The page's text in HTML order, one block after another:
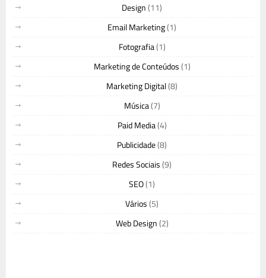
Design(11)
Email Marketing(1)
Fotografia(1)
Marketing de Conteúdos(1)
Marketing Digital(8)
Música(7)
Paid Media(4)
Publicidade(8)
Redes Sociais(9)
SEO(1)
Vários(5)
Web Design(2)